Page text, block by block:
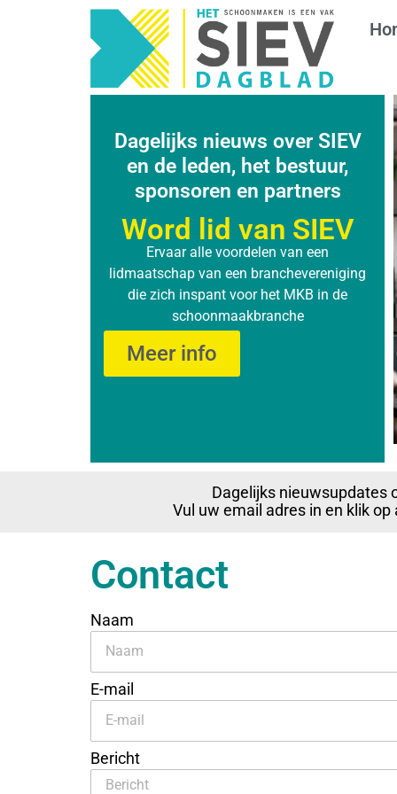
Dagelijks nieuws over SIEV
en de leden, het bestuur,
sponsoren en partners
Word lid van SIEV
Ervaar alle voordelen van een
lidmaatschap van een branchevereniging
die zich inspant voor het MKB in de
schoonmaakbranche
Meer info
Dagelijks nieuwsupdates
Vul uw email adres in en klik
Contact
Naam
E-mail
Bericht